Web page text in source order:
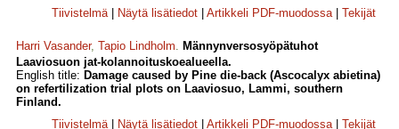
Tiivistelmä| Näytä lisätiedot Artikkeli PDF-muodossa| Tekijät
Harri Vasander, Tapio Lindholm. Männynversosyöpätuhot
Laaviosuon jat-kolannoituskoealueella.
English title: Damage caused by Pine die-back (Ascocalyx abietina)
on refertilization trial plots on Laaviosuo, Lammi, southern
Finland.
Tiivistelmä| Näytä lisätiedot Artikkeli PDF-muodossa| Tekijät